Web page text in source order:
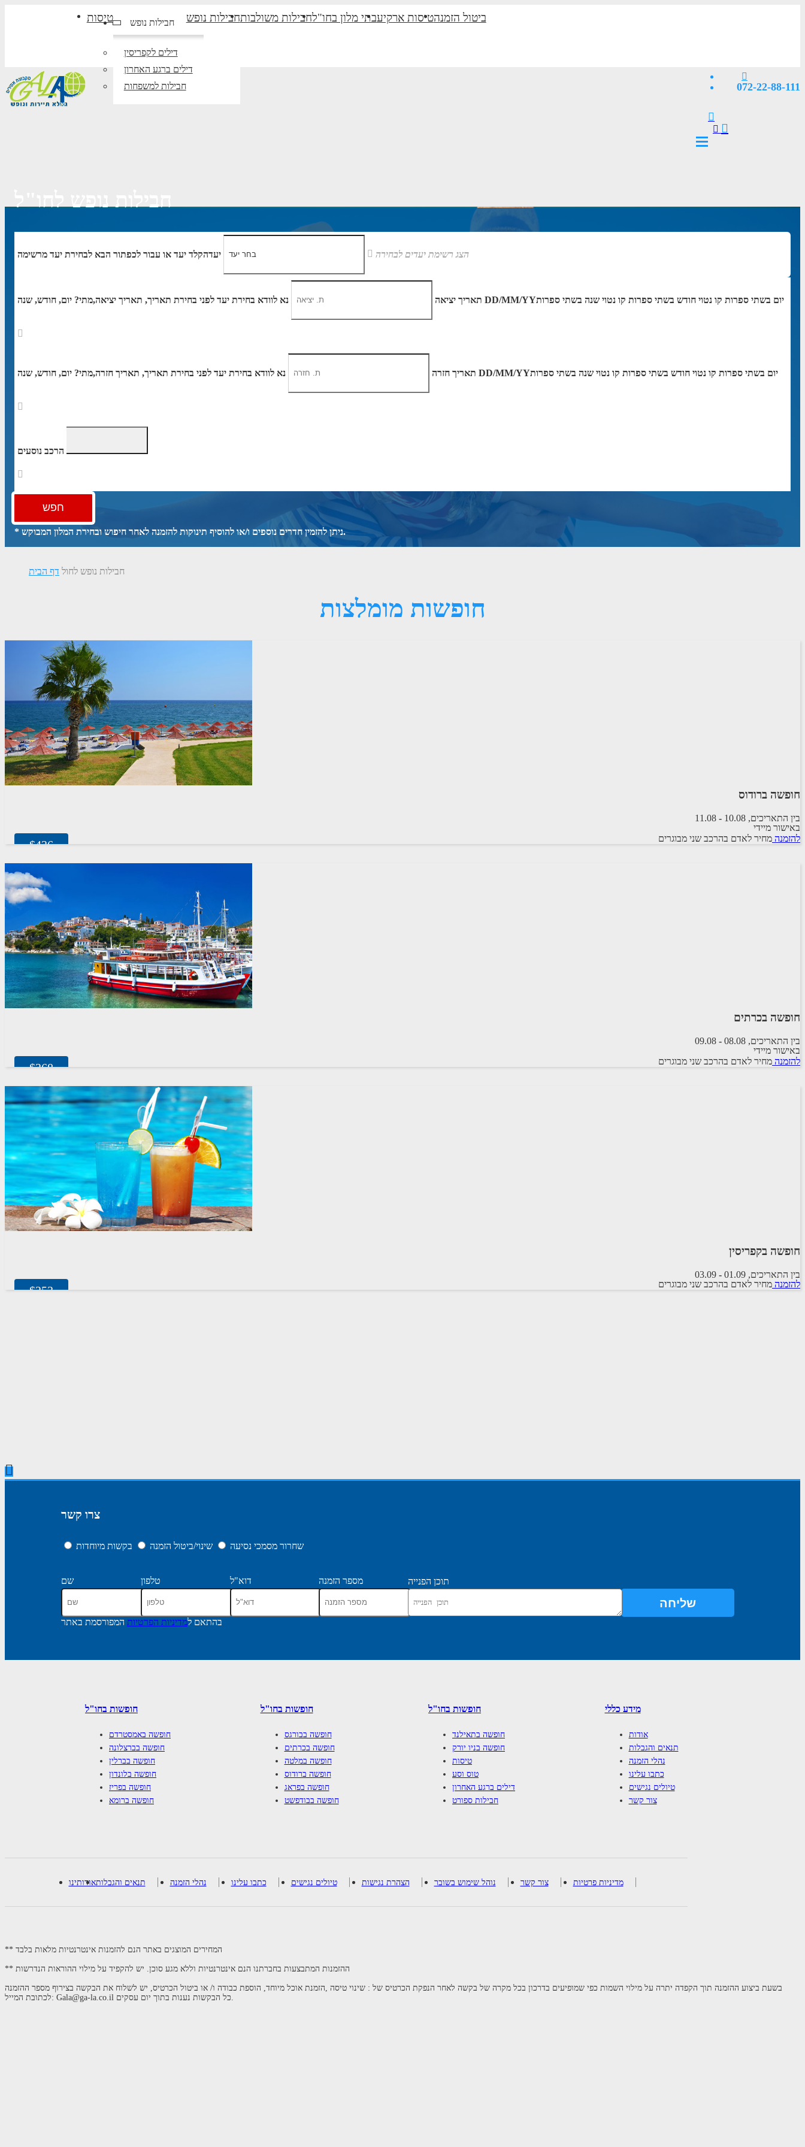
טיסות חבילות נופש חבילות נופש
דילים לקפריסין
דילים ברגע האחרון
חבילות למשפחות
חבילות משולבותבתי מלון בחו"לטיסות ארקיעביטול הזמנה
072-22-88-111
יעדהקלד יעד או עבור לכפתור הבא לבחירת יעד מרשימה הצג רשימת יעדים לבחירה
תאריך יציאה נא לוודא בחירת יעד לפני בחירת תאריך, תאריך יציאה, DD/MM/YYיום בשתי ספרות קו נטוי חודש בשתי ספרות קו נטוי שנה בשתי ספרות
תאריך חזרה נא לוודא בחירת יעד לפני בחירת תאריך, תאריך חזרה, DD/MM/YYיום בשתי ספרות קו נטוי חודש בשתי ספרות קו נטוי שנה בשתי ספרות
הרכב נוסעים
חפש
* ניתן להזמין חדרים נוספים ו/או להוסיף תינוקות להזמנה לאחר חיפוש ובחירת המלון המבוקש.
דף הבית חבילות נופש לחול
חופשות מומלצות
חופשה ברודוס
בין התאריכים, -
11.08
ANAVADIA
באישור מיידי
$436 להזמנה מחיר לאדם בהרכב שני מבוגרים
חופשה בכרתים
בין התאריכים, -
09.08
SUNSHINE VILLAGE HOTEL
באישור מיידי
$368 להזמנה מחיר לאדם בהרכב שני מבוגרים
חופשה בקפריסין
בין התאריכים, -
03.09
CACTUS HOTEL
$253 להזמנה מחיר לאדם בהרכב שני מבוגרים
צרו קשר
שחרור מסמכי נסיעה שינוי/ביטול הזמנה בקשות מיוחדות
שם טלפון דוא"ל מספר הזמנה תוכן הפנייה
בהתאם למדיניות הפרטיות המפורסמת באתר
חופשות בחו"ל
חופשה באמסטרדם
חופשה בברצלונה
חופשה בברלין
חופשה בלונדון
חופשה בפריז
חופשה ברומא
חופשות בחו"ל
חופשה בבורגס
חופשה בכרתים
חופשה במלטה
חופשה ברודוס
חופשה בפראג
חופשה בבודפשט
חופשות בחו"ל
חופשה בתאילנד
חופשה בניו יורק
טיסות
טוס וסע
דילים ברגע האחרון
חבילות ספורט
מידע כללי
אודות
תנאים והגבלות
נהלי הזמנה
כתבו עלינו
טיולים נגישים
צור קשר
אודותינותנאים והגבלות נהלי הזמנה כתבו עלינו טיולים נגישים הצהרת נגישות נוהל שימוש בשובר צור קשר מדיניות פרטיות
** המחירים המוצגים באתר הנם להזמנות אינטרנטיות מלאות בלבד
** ההזמנות המתבצעות בחברתנו הנם אינטרנטיות וללא מגע סוכן. יש להקפיד על מילוי ההוראות הנדרשות
בשעת ביצוע ההזמנה תוך הקפדה יתרה על מילוי השמות כפי שמופיעים בדרכון בכל מקרה של בקשה לאחר הנפקת הכרטיס של : שינוי טיסה ,הזמנת אוכל מיוחד, הוספת כבודה ו/ או ביטול הכרטיס, יש לשלוח את הבקשה בצירוף מספר ההזמנה
לכתובת המייל: Gala@ga-la.co.il כל הבקשות נענות בתוך יום עסקים.